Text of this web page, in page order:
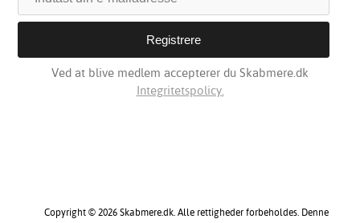
Ved at blive medlem accepterer du Skabmere.dk
Integritetspolicy.
Copyright © 2026 Skabmere.dk. Alle rettigheder forbeholdes. Denne